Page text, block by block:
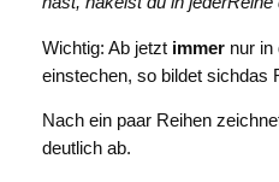
Wichtig: Ab jetzt immer nur in
einstechen, so bildet sichdas
Nach ein paar Reihen
deutlich ab.